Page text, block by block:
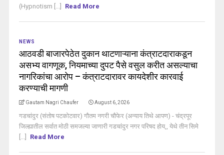
(Hypnotism [...]
Read More
NEWS
आठवडी बाजारपेठेत दुकान थाटणाऱ्याना कंत्राटदाराकडून
असभ्य वागणूक, नियमाच्या दुपट पैसे वसुल करीत असल्याचा
नागरिकांचा आरोप – कंत्राटदारावर कायदेशीर कारवाई
करण्याची मागणी
Gautam Nagri Chaufer August 6, 2026
गडचांदुर (संतोष पटकोटवार) गौतम नगरी चौफेर (अन्याय तिथे आपण) - चंद्रपूर
जिल्ह्यातील सर्वात मोठी समजल्या जाणारी गडचांदुर नगर परिषद होय,, येथे तीन सिमे
[...]
Read More